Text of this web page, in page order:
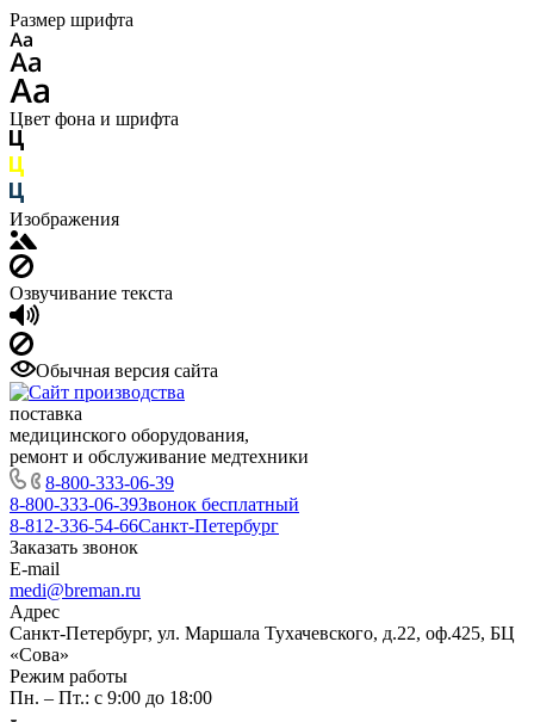
Размер шрифта
Цвет фона и шрифта
Изображения
Озвучивание текста
Обычная версия сайта
поставка
медицинского оборудования,
ремонт и обслуживание медтехники
8-800-333-06-39
8-800-333-06-39Звонок бесплатный
8-812-336-54-66Санкт-Петербург
Заказать звонок
E-mail
medi@breman.ru
Адрес
Санкт-Петербург, ул. Маршала Тухачевского, д.22, оф.425, БЦ
«Сова»
Режим работы
Пн. – Пт.: с 9:00 до 18:00